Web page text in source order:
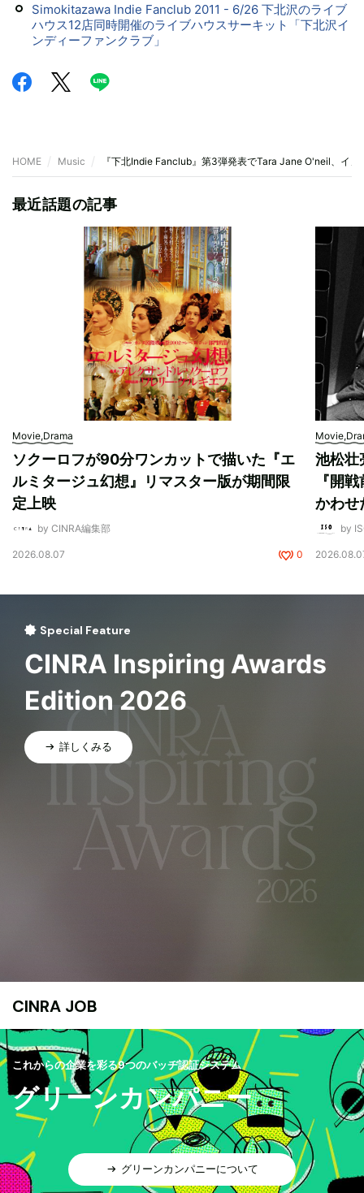
Simokitazawa Indie Fanclub 2011 - 6/26 下北沢のライブ
ハウス12店同時開催のライブハウスサーキット「下北沢イ
ンディーファンクラブ」
HOME Music 『下北Indie Fanclub』第3弾発表でTara Jane O'neil、イノ
最近話題の記事
Movie,Drama
ソクーロフが90分ワンカットで描いた『エ
ルミタージュ幻想』リマスター版が期間限
定上映
by CINRA編集部
2026.08.07 0
池松壮
『開
かわせ
by
Special Feature
CINRA Inspiring Awards
Edition 2026
詳しくみる
CINRA JOB
これからの企業を彩る9つのバッヂ認証システム
グリーンカンパニー
グリーンカンパニーについて